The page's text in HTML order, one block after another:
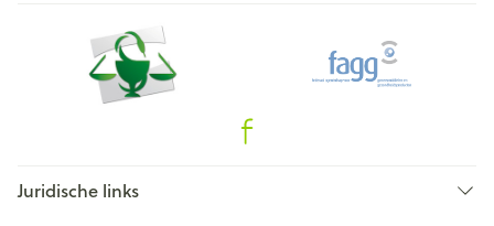
Juridische links